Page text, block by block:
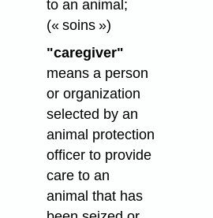
to an animal;
(« soins »)
"caregiver"
means a person
or organization
selected by an
animal protection
officer to provide
care to an
animal that has